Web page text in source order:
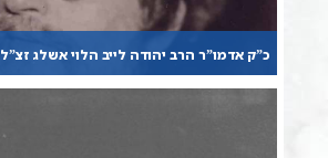
כ”ק אדמו”ר הרב יהודה לייב הלוי אשלג זצ”ל